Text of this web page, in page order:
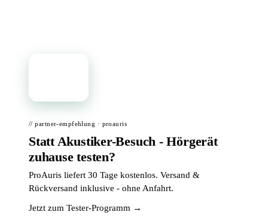
// partner-empfehlung · proauris
Statt Akustiker-Besuch - Hörgerät
zuhause testen?
ProAuris liefert 30 Tage kostenlos. Versand &
Rückversand inklusive - ohne Anfahrt.
Jetzt zum Tester-Programm →